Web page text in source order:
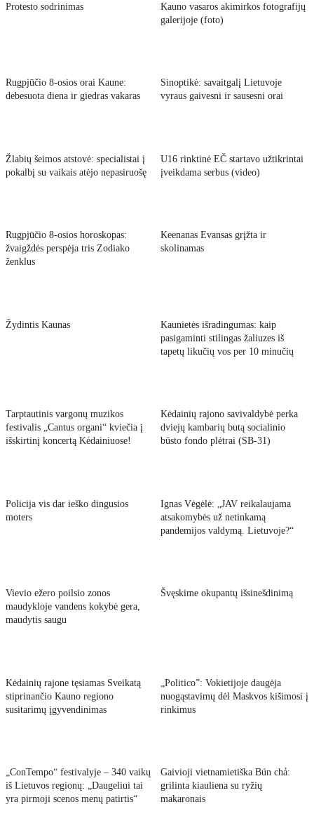
Protesto sodrinimas
Kauno vasaros akimirkos fotografijų
galerijoje (foto)
Rugpjūčio 8-osios orai Kaune:
debesuota diena ir giedras vakaras
Sinoptikė: savaitgalį Lietuvoje
vyraus gaivesni ir sausesni orai
Žlabių šeimos atstovė: specialistai į
pokalbį su vaikais atėjo nepasiruošę
U16 rinktinė EČ startavo užtikrintai
įveikdama serbus (video)
Rugpjūčio 8-osios horoskopas:
žvaigždės perspėja tris Zodiako
ženklus
Keenanas Evansas grįžta ir
skolinamas
Žydintis Kaunas
Kaunietės išradingumas: kaip
pasigaminti stilingas žaliuzes iš
tapetų likučių vos per 10 minučių
Tarptautinis vargonų muzikos
festivalis „Cantus organi“ kviečia į
išskirtinį koncertą Kėdainiuose!
Kėdainių rajono savivaldybė perka
dviejų kambarių butą socialinio
būsto fondo plėtrai (SB-31)
Policija vis dar ieško dingusios
moters
Ignas Vėgėlė: „JAV reikalaujama
atsakomybės už netinkamą
pandemijos valdymą. Lietuvoje?“
Vievio ežero poilsio zonos
maudykloje vandens kokybė gera,
maudytis saugu
Švęskime okupantų išsinešdinimą
Kėdainių rajone tęsiamas Sveikatą
stiprinančio Kauno regiono
susitarimų įgyvendinimas
„Politico”: Vokietijoje daugėja
nuogąstavimų dėl Maskvos kišimosi į
rinkimus
„ConTempo“ festivalyje – 340 vaikų
iš Lietuvos regionų: „Daugeliui tai
yra pirmoji scenos menų patirtis“
Gaivioji vietnamietiška Bún chả:
grilinta kiauliena su ryžių
makaronais